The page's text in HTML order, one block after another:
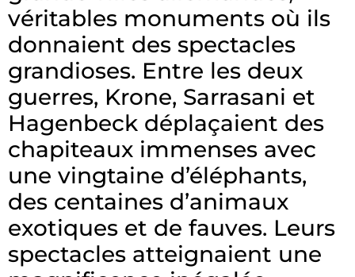
véritables monuments où ils
donnaient des spectacles
grandioses. Entre les deux
guerres, Krone, Sarrasani et
Hagenbeck déplaçaient des
chapiteaux immenses avec
une vingtaine d’éléphants,
des centaines d’animaux
exotiques et de fauves. Leurs
spectacles atteignaient une